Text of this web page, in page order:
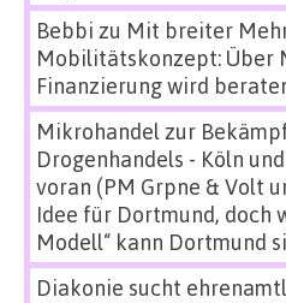
Bebbi zu Mit breiter
Mobilitätskonzept: Über
Finanzierung wird
Mikrohandel zur
Drogenhandels - Köln
voran (PM Grpne & Volt
Idee für Dortmund, doch
Modell“ kann Dortmund
Diakonie sucht